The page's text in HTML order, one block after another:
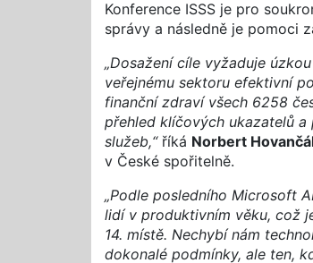
Konference ISSS je pro
správy a následně je pomoci
„Dosažení cíle vyžaduje
veřejnému sektoru efektivní
finanční zdraví všech 6258
přehled klíčových ukazatelů
služeb,“říká Norbert
v České spořitelně.
„Podle posledního Microsoft
lidí v produktivním věku, což
14. místě. Nechybí nám
dokonalé podmínky, ale ten,